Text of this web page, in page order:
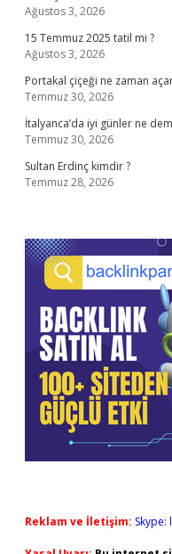
Ağustos 3, 2026
15 Temmuz 2025 tatil mi ?
Ağustos 3, 2026
Portakal çiçeği ne zaman
Temmuz 30, 2026
İtalyanca’da iyi günler ne
Temmuz 30, 2026
Sultan Erdinç kimdir ?
Temmuz 28, 2026
Reklam ve İletişim: Skype: